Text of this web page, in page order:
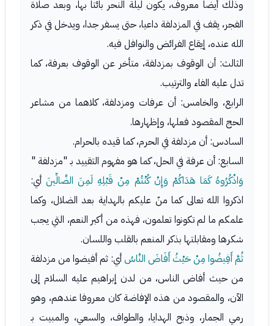
وذلك أيضا معروف، يكون ليلة النحر بائتا بها، وبعد صلاة
الفجر، يقف في المزدلفة داعيا، حتى يسفر جدا، ويدخل في ذكر
الله عنده، إيقاع الفرائض والنوافل فيه.
الثالث: أن الوقوف بمزدلفة، متأخر عن الوقوف بعرفة، كما
تدل عليه الفاء والترتيب.
الرابع، والخامس: أن عرفات ومزدلفة، كلاهما من مشاعر
الحج المقصود فعلها، وإظهارها.
السادس: أن مزدلفة في الحرم، كما قيده بالحرام.
السابع: أن عرفة في الحل، كما هو مفهوم التقييد بـ "مزدلفة "
وَاذْكُرُوهُ كَمَا هَدَاكُمْ وَإِنْ كُنْتُمْ مِنْ قَبْلِهِ لَمِنَ الضَّالِّينَأي:
اذكروا الله تعالى كما منّ عليكم بالهداية بعد الضلال، وكما
علمكم ما لم تكونوا تعلمون، فهذه من أكبر النعم، التي يجب
شكرها ومقابلتها بذكر المنعم بالقلب واللسان.
ثُمَّ أَفِيضُوا مِنْ حَيْثُ أَفَاضَ النَّاسُأي: ثم أفيضوا من مزدلفة
من حيث أفاض الناس، من لدن إبراهيم عليه السلام إلى
الآن، والمقصود من هذه الإفاضة كان معروفا عندهم، وهو
رمي الجمار، وذبح الهدايا، والطواف، والسعي، والمبيت بـ